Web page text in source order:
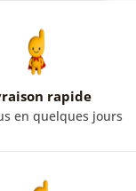
rapide
en quelques jours